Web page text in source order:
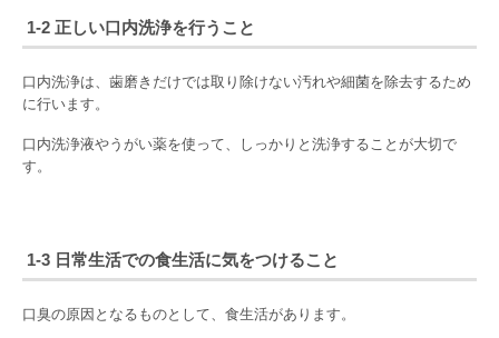
1-2 正しい口内洗浄を行うこと
口内洗浄は、歯磨きだけでは取り除けない汚れや細菌を除去するため
に行います。
口内洗浄液やうがい薬を使って、しっかりと洗浄することが大切で
す。
1-3 日常生活での食生活に気をつけること
口臭の原因となるものとして、食生活があります。